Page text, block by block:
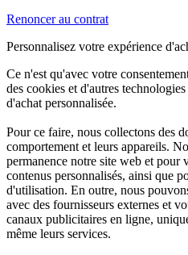
Renoncer au contrat
Personnalisez votre expérience
Ce n'est qu'avec votre
des cookies et d'autres
d'achat personnalisée.
Pour ce faire, nous collectons des
comportement et leurs appareils.
permanence notre site web et pour
contenus personnalisés, ainsi que
d'utilisation. En outre, nous
avec des fournisseurs externes et
canaux publicitaires en ligne,
même leurs services.